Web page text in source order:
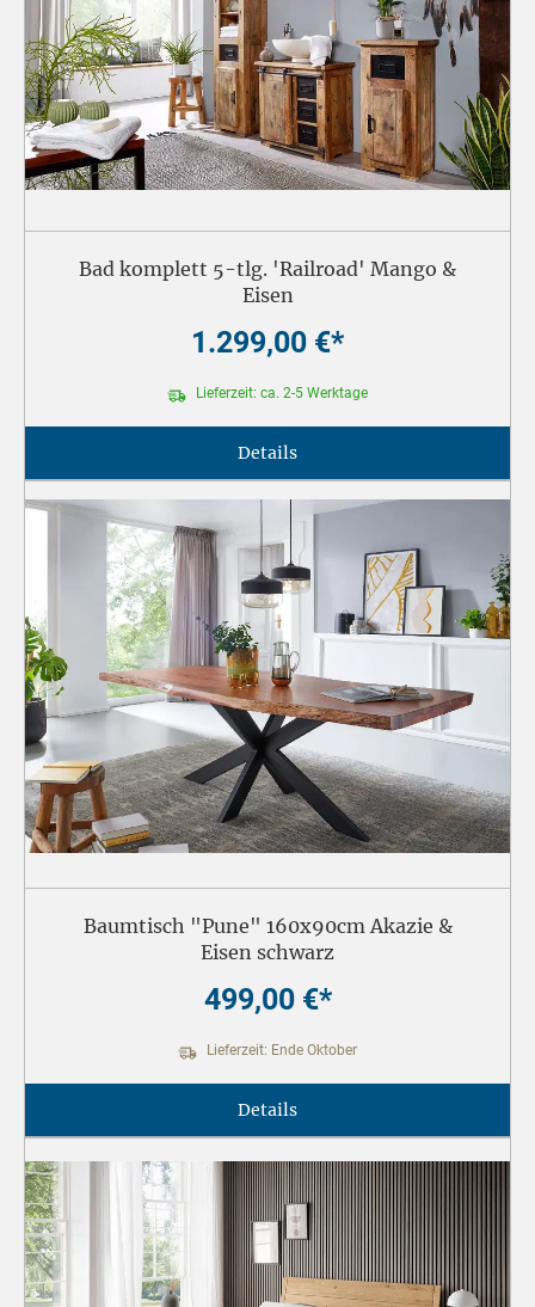
Bad komplett 5-tlg. 'Railroad' Mango &
Eisen
1.299,00 €*
Lieferzeit: ca. 2-5 Werktage
Details
Baumtisch "Pune" 160x90cm Akazie &
Eisen schwarz
499,00 €*
Lieferzeit: Ende Oktober
Details